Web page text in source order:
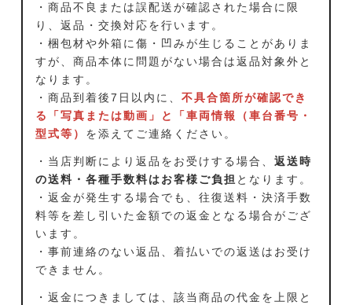
・商品不良または誤配送が確認された場合に限
り、返品・交換対応を行います。
・梱包材や外箱に傷・凹みが生じることがありま
すが、商品本体に問題がない場合は返品対象外と
なります。
・商品到着後7日以内に、 不具合箇所が確認でき
る「写真または動画」と「車両情報（車台番号・
型式等） を添えてご連絡ください。
・当店判断により返品をお受けする場合、 返送時
の送料・各種手数料はお客様ご負担 となります。
・返金が発生する場合でも、往復送料・決済手数
料等を差し引いた金額での返金となる場合がござ
います。
・事前連絡のない返品、着払いでの返送はお受け
できません。
・返金につきましては、該当商品の代金を上限と